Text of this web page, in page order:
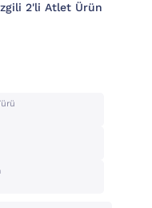
2'li Atlet Ürün